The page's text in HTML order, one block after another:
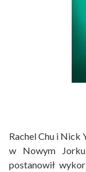
Rachel Chu i Nick
w Nowym
postanowił